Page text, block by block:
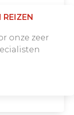
REIZEN
onze zeer